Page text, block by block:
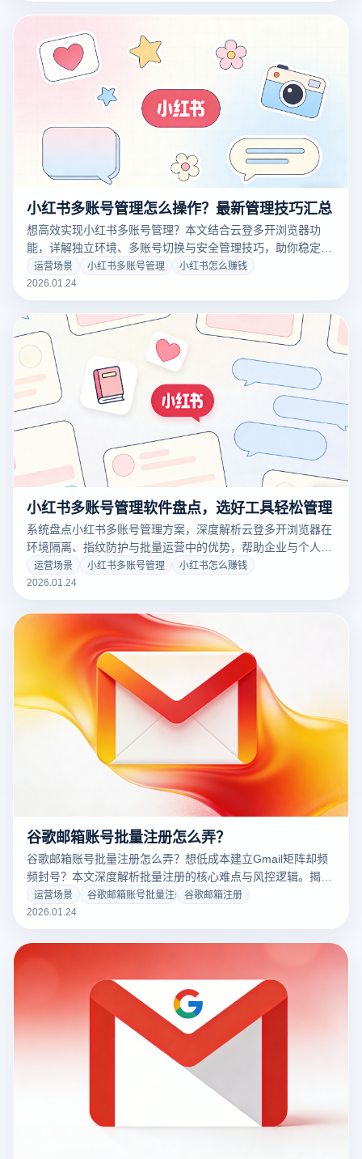
小红书多账号管理怎么操作？最新管理技巧汇总
想高效实现小红书多账号管理？本文结合云登多开浏览器功
能，详解独立环境、多账号切换与安全管理技巧，助你稳定运
营账号矩阵，快速提升效率与曝光。
运营场景 小红书多账号管理
小红书怎么赚钱
2026.01.24
小红书多账号管理软件盘点，选好工具轻松管理
系统盘点小红书多账号管理方案，深度解析云登多开浏览器在
环境隔离、指纹防护与批量运营中的优势，帮助企业与个人高
效搭建稳定内容矩阵，适合电商与品牌推广。
运营场景 小红书多账号管理
小红书怎么赚钱
2026.01.24
谷歌邮箱账号批量注册怎么弄？
谷歌邮箱账号批量注册怎么弄？想低成本建立Gmail矩阵却频
频封号？本文深度解析批量注册的核心难点与风控逻辑。揭秘
跨境大卖如何利用云登指纹浏览器构建物理级隔离环境，结合
RPA自动化技术，实现高成功率、低成本的谷歌邮箱注册与养
运营场景 谷歌邮箱账号批量注册 谷歌邮箱注册
2026.01.24